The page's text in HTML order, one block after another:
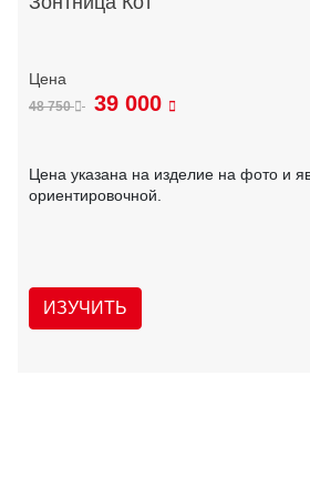
48 750 39 000
Цена указана на изделие на фото и
ориентировочной.
ИЗУЧИТЬ